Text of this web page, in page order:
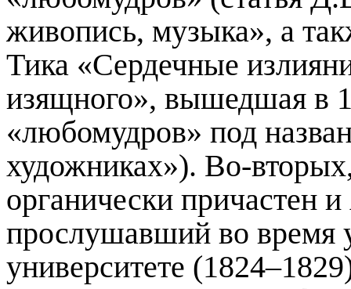
живопись, музыка», а
Тика «Сердечные
изящного», вышедшая в
«любомудров» под
художниках»). Во-
органически причастен
прослушавший во время
университете